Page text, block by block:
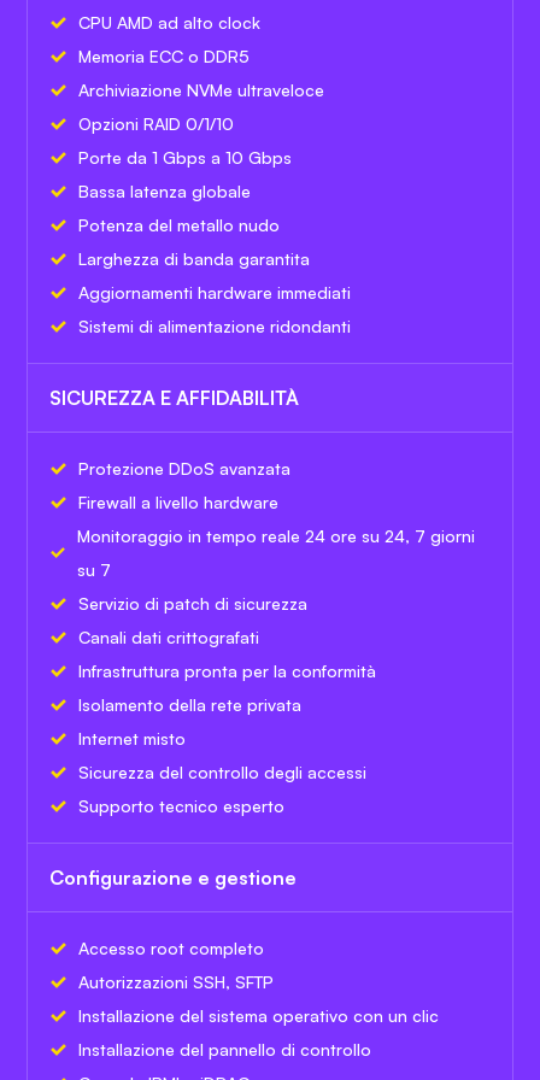
CPU AMD ad alto clock
Memoria ECC o DDR5
Archiviazione NVMe ultraveloce
Opzioni RAID 0/1/10
Porte da 1 Gbps a 10 Gbps
Bassa latenza globale
Potenza del metallo nudo
Larghezza di banda garantita
Aggiornamenti hardware immediati
Sistemi di alimentazione ridondanti
SICUREZZA E AFFIDABILITÀ
Protezione DDoS avanzata
Firewall a livello hardware
Monitoraggio in tempo reale 24 ore su 24, 7 giorni
su 7
Servizio di patch di sicurezza
Canali dati crittografati
Infrastruttura pronta per la conformità
Isolamento della rete privata
Internet misto
Sicurezza del controllo degli accessi
Supporto tecnico esperto
Configurazione e gestione
Accesso root completo
Autorizzazioni SSH, SFTP
Installazione del sistema operativo con un clic
Installazione del pannello di controllo